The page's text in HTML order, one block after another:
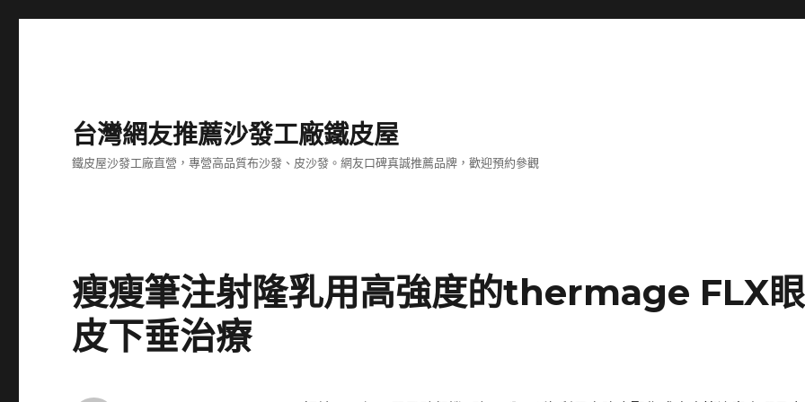
台灣網友推薦沙發工廠鐵皮屋
鐵皮屋沙發工廠直營，專營高品質布沙發、皮沙發。網友口碑真誠推薦品牌，歡迎預約參觀
瘦瘦筆注射隆乳用高強度的thermage FLX眼
皮下垂治療